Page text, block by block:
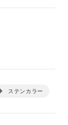
ステンカラー